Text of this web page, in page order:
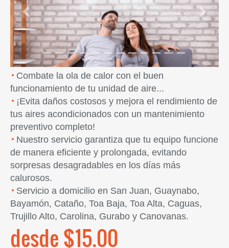
Previous Next
Combate la ola de calor con el buen
funcionamiento de tu unidad de aire...
¡Evita daños costosos y mejora el rendimiento de
tus aires acondicionados con un mantenimiento
preventivo completo!
Nuestro servicio garantiza que tu equipo funcione
de manera eficiente y prolongada, evitando
sorpresas desagradables en los días más
calurosos.
Servicio a domicilio en San Juan, Guaynabo,
Bayamón, Cataño, Toa Baja, Toa Alta, Caguas,
Trujillo Alto, Carolina, Gurabo y Canovanas.
desde $15.00